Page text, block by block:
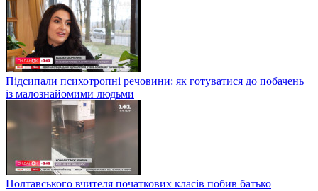
Підсипали психотропні речовини: як готуватися до побачень
із малознайомими людьми
Полтавського вчителя початкових класів побив батько